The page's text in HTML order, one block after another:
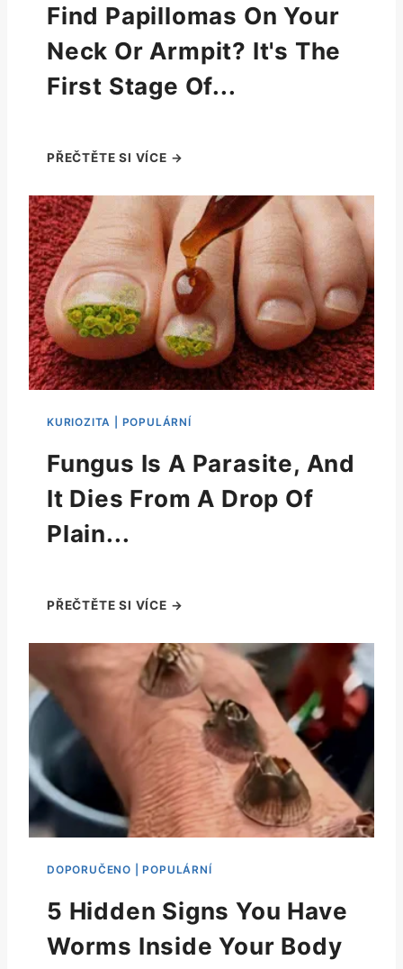
Find Papillomas On Your
Neck Or Armpit? It's The
First Stage Of...
Fungus Is A Parasite, And
It Dies From A Drop Of
Plain...
5 Hidden Signs You Have
Worms Inside Your Body